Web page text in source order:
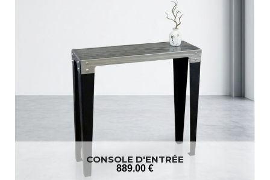
CONSOLE D'ENTRÉE
889.00 €